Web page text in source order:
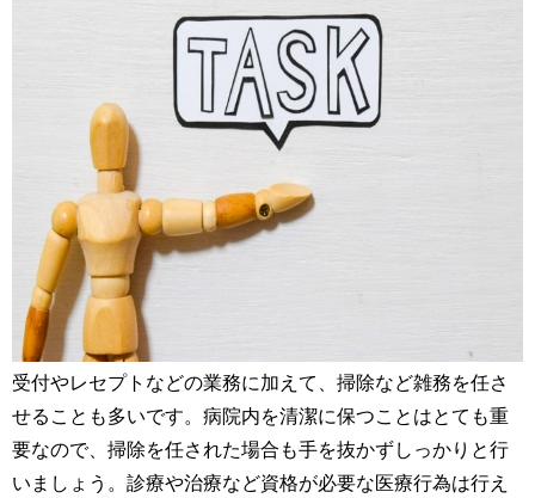
受付やレセプトなどの業務に加えて、掃除など雑務を任さ
せることも多いです。病院内を清潔に保つことはとても重
要なので、掃除を任された場合も手を抜かずしっかりと行
いましょう。診療や治療など資格が必要な医療行為は行え